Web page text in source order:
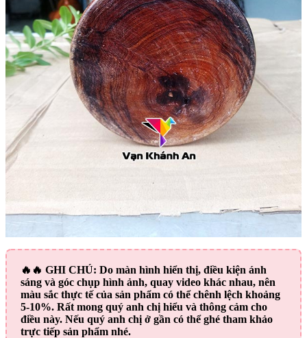
🔥🔥 GHI CHÚ: Do màn hình hiển thị, điều kiện ánh
sáng và góc chụp hình ảnh, quay video khác nhau, nên
màu sắc thực tế của sản phẩm có thể chênh lệch khoảng
5-10%. Rất mong quý anh chị hiểu và thông cảm cho
điều này. Nếu quý anh chị ở gần có thể ghé tham khảo
trực tiếp sản phẩm nhé.